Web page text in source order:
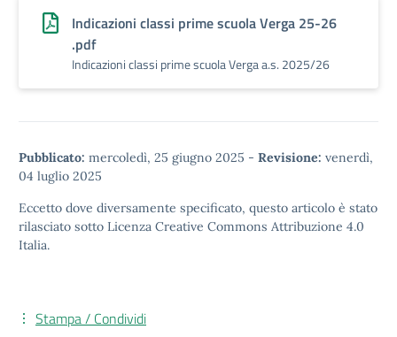
Indicazioni classi prime scuola Verga 25-26
.pdf
Indicazioni classi prime scuola Verga a.s. 2025/26
Pubblicato: mercoledì, 25 giugno 2025 - Revisione: venerdì,
04 luglio 2025
Eccetto dove diversamente specificato, questo articolo è stato
rilasciato sotto Licenza Creative Commons Attribuzione 4.0
Italia.
Stampa / Condividi